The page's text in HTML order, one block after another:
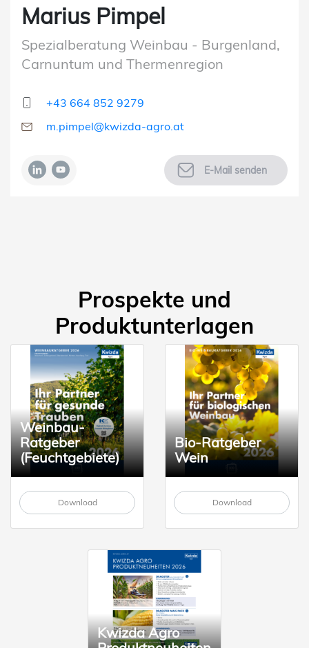
Marius Pimpel
Spezialberatung Weinbau - Burgenland,
Carnuntum und Thermenregion
+43 664 852 9279
m.pimpel@kwizda-agro.at
E-Mail senden
Prospekte und
Produktunterlagen
Weinbau-
Ratgeber
(Feuchtgebiete)
Download
Bio-Ratgeber
Wein
Download
Kwizda Agro